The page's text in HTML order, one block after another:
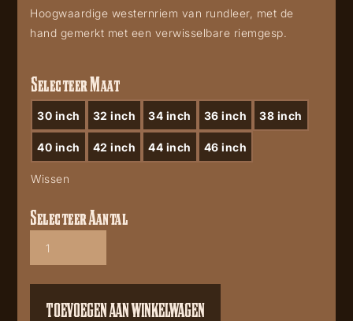
Hoogwaardige westernriem van rundleer, met de
hand gemerkt met een verwisselbare riemgesp.
Selecteer Maat
30 inch 32 inch 34 inch 36 inch 38 inch
40 inch 42 inch 44 inch 46 inch
Wissen
WG303
Selecteer Aantal
TOEVOEGEN AAN WINKELWAGEN